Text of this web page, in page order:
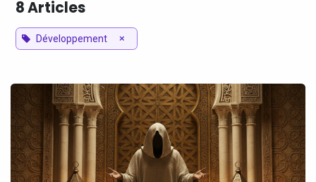
8 Articles
Développement ×